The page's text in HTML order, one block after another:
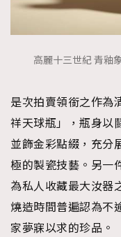
高麗十三世紀 青釉
是次拍賣領銜之作為
祥天球瓶」，瓶身以
並飾金彩點綴，充分
極的製瓷技藝。另一
為私人收藏最大汝器
燒造時間普遍認為不
家夢寐以求的珍品。